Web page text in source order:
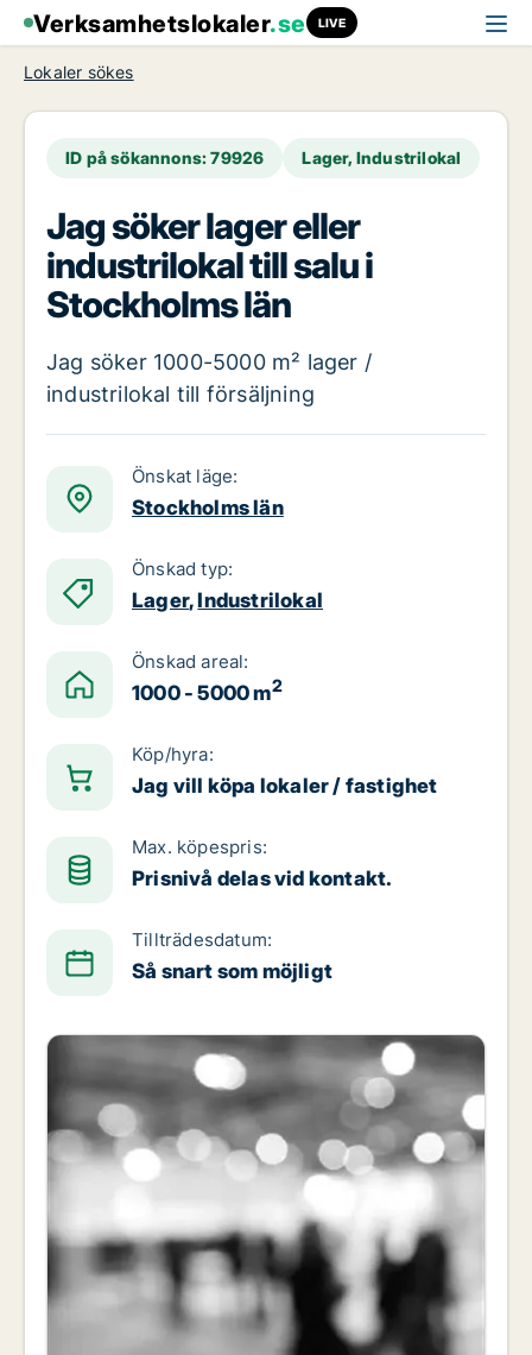
Verksamhetslokaler.se LIVE
Lokaler sökes
ID på sökannons: 79926 Lager, Industrilokal
Jag söker lager eller
industrilokal till salu i
Stockholms län
Jag söker 1000-5000 m² lager /
industrilokal till försäljning
Önskat läge:
Stockholms län
Önskad typ:
Lager,Industrilokal
Önskad areal:
1000 - 5000 m2
Köp/hyra:
Jag vill köpa lokaler / fastighet
Max. köpespris:
Prisnivå delas vid kontakt.
Tillträdesdatum:
Så snart som möjligt